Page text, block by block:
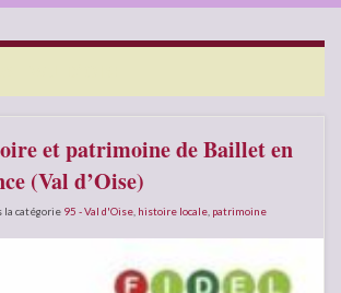
et patrimoine de Baillet en
(Val d’Oise)
la catégorie 95 - Val d'Oise histoire locale patrimoine